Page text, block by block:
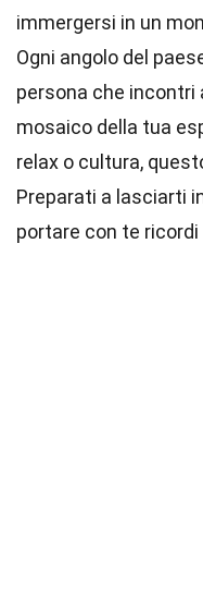
immergersi in un
Ogni angolo del
persona che incontri
mosaico della tua
relax o cultura,
Preparati a lasciarti
portare con te